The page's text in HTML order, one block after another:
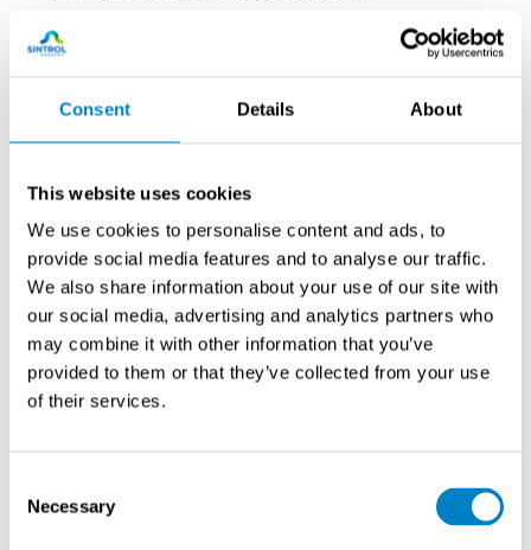
Consent Details About
This website uses cookies
We use cookies to personalise content and ads, to
provide social media features and to analyse our traffic.
We also share information about your use of our site with
our social media, advertising and analytics partners who
may combine it with other information that you’ve
provided to them or that they’ve collected from your use
of their services.
Selection
Necessary
Tuotteet ja mallit
BASELINE CHA Kokonaishiilivetyanalysaattori (THA)
pitoisuusalueella ppb-tasoista prosentteihin. Soveltuu